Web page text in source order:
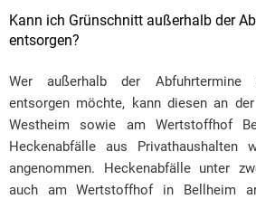
Kann ich Grünschnitt außerhalb der
entsorgen?
Wer außerhalb der Abfuhrtermine
entsorgen möchte, kann diesen an der
Westheim sowie am Wertstoffhof
Heckenabfälle aus Privathaushalten
angenommen. Heckenabfälle unter
auch am Wertstoffhof in Bellheim